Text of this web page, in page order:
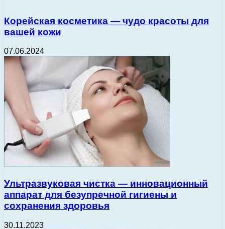
Корейская косметика — чудо красоты для
вашей кожи
07.06.2024
Ультразвуковая чистка — инновационный
аппарат для безупречной гигиены и
сохранения здоровья
30.11.2023